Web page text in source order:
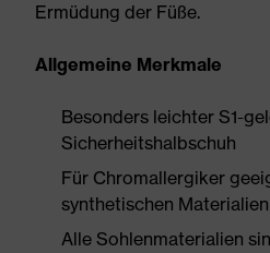
Ermüdung der Füße.
Allgemeine Merkmale
Besonders leichter S1-
Sicherheitshalbschuh
Für Chromallergiker
synthetischen
Alle Sohlenmaterialien